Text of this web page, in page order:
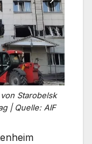
Starobelsk
| Quelle: AIF